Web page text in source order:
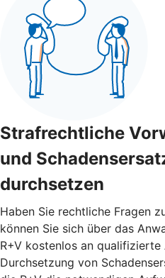
Strafrechtliche
und
durchsetzen
Haben Sie rechtliche Fragen
können Sie sich über das
R+V kostenlos an
Durchsetzung von